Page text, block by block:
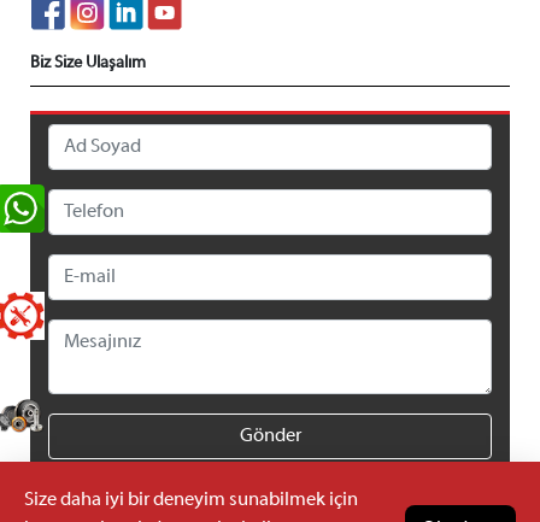
Biz Size Ulaşalım
Gönder
Size daha iyi bir deneyim sunabilmek için